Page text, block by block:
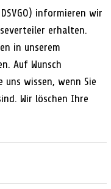
informieren wir
erhalten.
in unserem
Auf Wunsch
wissen, wenn Sie
Wir löschen Ihre